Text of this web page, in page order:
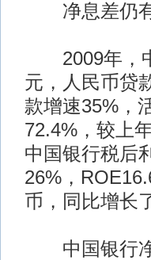
净息差仍有
2009年，中
元，人民币贷
款增速35%，
72.4%，较上
中国银行税后
26%，
币，同比增长
中国银行净